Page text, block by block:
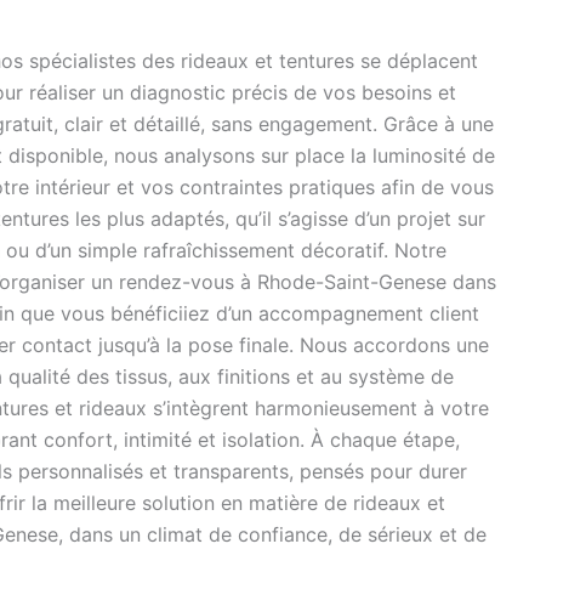
spécialistes des rideaux et tentures se déplacent
réaliser un diagnostic précis de vos besoins et
clair et détaillé, sans engagement. Grâce à une
nous analysons sur place la luminosité de
intérieur et vos contraintes pratiques afin de vous
les plus adaptés, qu’il s’agisse d’un projet sur
ou d’un simple rafraîchissement décoratif. Notre
un rendez-vous à Rhode-Saint-Genese dans
que vous bénéficiiez d’un accompagnement client
contact jusqu’à la pose finale. Nous accordons une
des tissus, aux finitions et au système de
et rideaux s’intègrent harmonieusement à votre
confort, intimité et isolation. À chaque étape,
personnalisés et transparents, pensés pour durer
la meilleure solution en matière de rideaux et
dans un climat de confiance, de sérieux et de